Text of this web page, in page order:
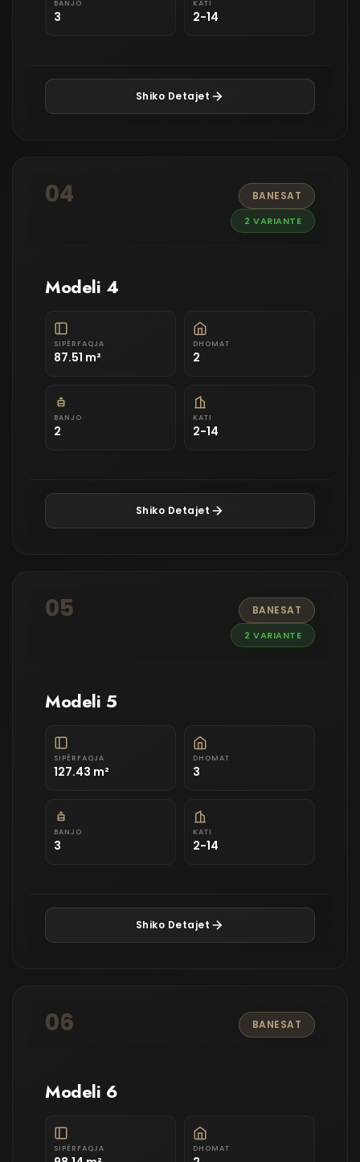
BANJO
3
KATI
2-14
Shiko Detajet
04 BANESAT
2 VARIANTE
Modeli 4
SIPËRFAQJA
87.51 m²
DHOMAT
2
BANJO
2
KATI
2-14
Shiko Detajet
05 BANESAT
2 VARIANTE
Modeli 5
SIPËRFAQJA
127.43 m²
DHOMAT
3
BANJO
3
KATI
2-14
Shiko Detajet
06 BANESAT
Modeli 6
SIPËRFAQJA DHOMAT